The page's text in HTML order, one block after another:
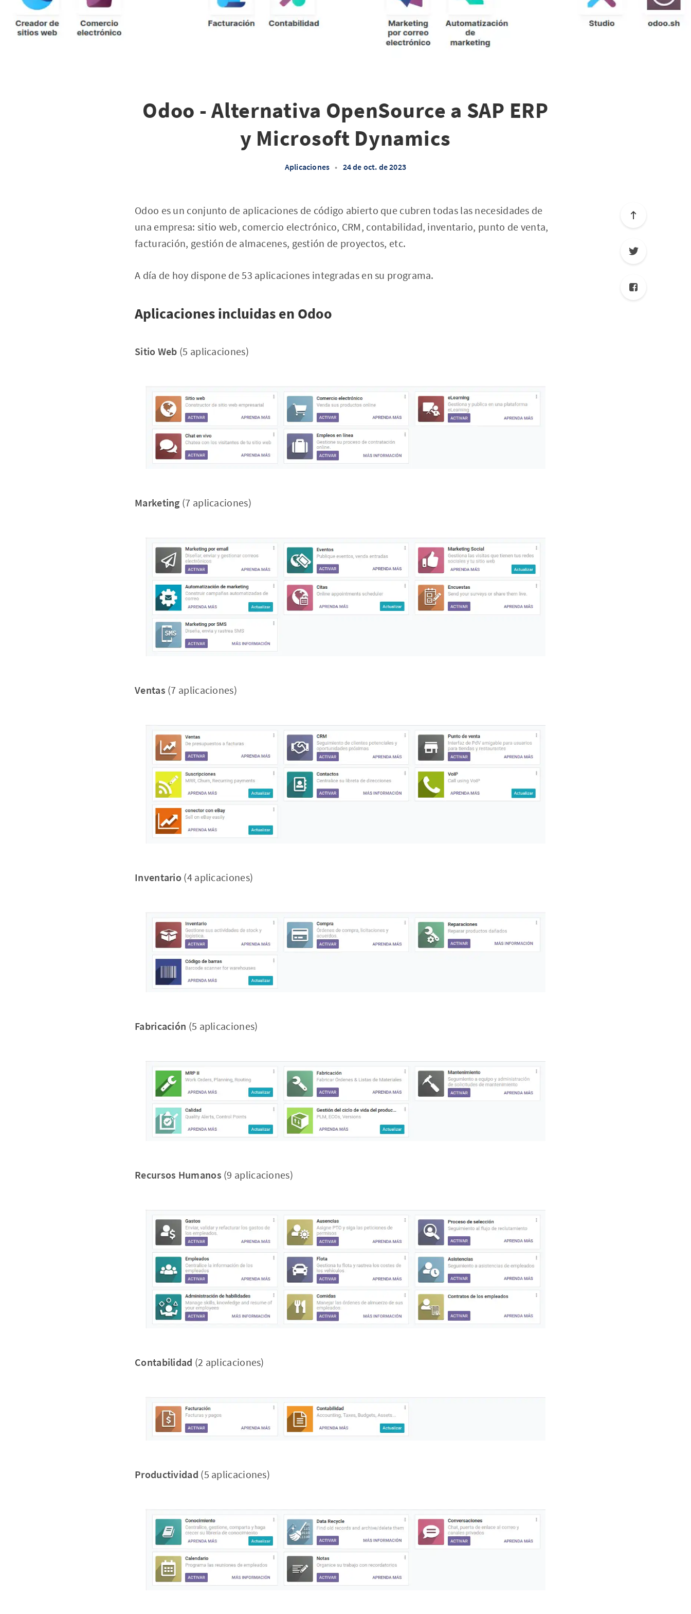
Odoo - Alternativa OpenSource a SAP ERP
y Microsoft Dynamics
Aplicaciones • 24 de oct. de 2023
Odoo es un conjunto de aplicaciones de código abierto que cubren todas las necesidades de
una empresa: sitio web, comercio electrónico, CRM, contabilidad, inventario, punto de venta,
facturación, gestión de almacenes, gestión de proyectos, etc.
A día de hoy dispone de 53 aplicaciones integradas en su programa.
Aplicaciones incluidas en Odoo
Sitio Web (5 aplicaciones)
Marketing (7 aplicaciones)
Ventas (7 aplicaciones)
Inventario (4 aplicaciones)
Fabricación (5 aplicaciones)
Recursos Humanos (9 aplicaciones)
Contabilidad (2 aplicaciones)
Productividad (5 aplicaciones)